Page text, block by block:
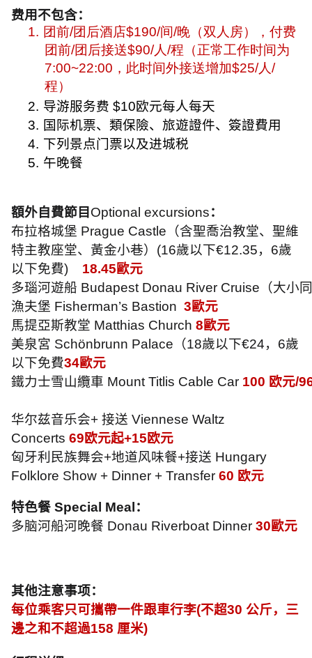
费用不包含：
1. 团前/团后酒店$190/间/晚（双人房），付费
团前/团后接送$90/人/程（正常工作时间为
7:00~22:00 ，此时间外接送增加$25/人/
程）
2. 导游服务费 $10欧元每人每天
3. 国际机票、類保險、旅遊證件、簽證費用
4. 下列景点门票以及进城税
5. 午晚餐
額外自費節目 Optional excursions：
布拉格城堡 Prague Castle （含聖喬治教堂、聖維
特主教座堂、黃金小巷） (16歲以下€12.35， 6歲
以下免費) 18.45歐元
多瑙河遊船 Budapest Donau River Cruise （大小
漁夫堡 Fisherman’s Bastion 3歐元
馬提亞斯教堂 Matthias Church 8歐元
美泉宮 Schönbrunn Palace （18歲以下€24， 6歲
以下免費34歐元
鐵力士雪山纜車 Mount Titlis Cable Car 100 欧元/
华尔兹音乐会+ 接送 Viennese Waltz
Concerts 69欧元起+15欧元
匈牙利民族舞会+地道风味餐+接送 Hungary
Folklore Show + Dinner + Transfer 60 欧元
特色餐 Special Meal ：
多脑河船河晚餐 Donau Riverboat Dinner 30歐元
其他注意事项：
每位乘客只可攜帶一件跟車行李(不超30 公斤，三
邊之和不超過158 厘米)